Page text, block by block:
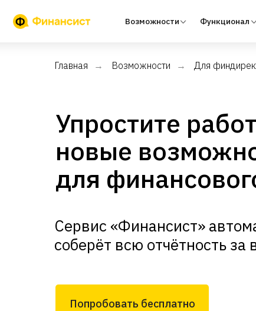
Функционал
Возможности
Главная → Возможности → Для
Упростите
новые
для
Сервис «Финансист»
соберёт всю отчётность за
Попробовать бесплатно